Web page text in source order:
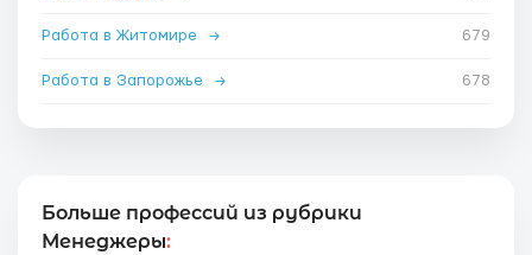
Работа в Житомире → 679
Работа в Запорожье → 678
Больше профессий из рубрики
Менеджеры: